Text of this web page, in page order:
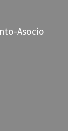
Asocio